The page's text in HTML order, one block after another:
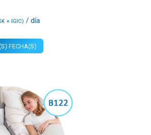
€ + IGIC) / día
FECHA(S)